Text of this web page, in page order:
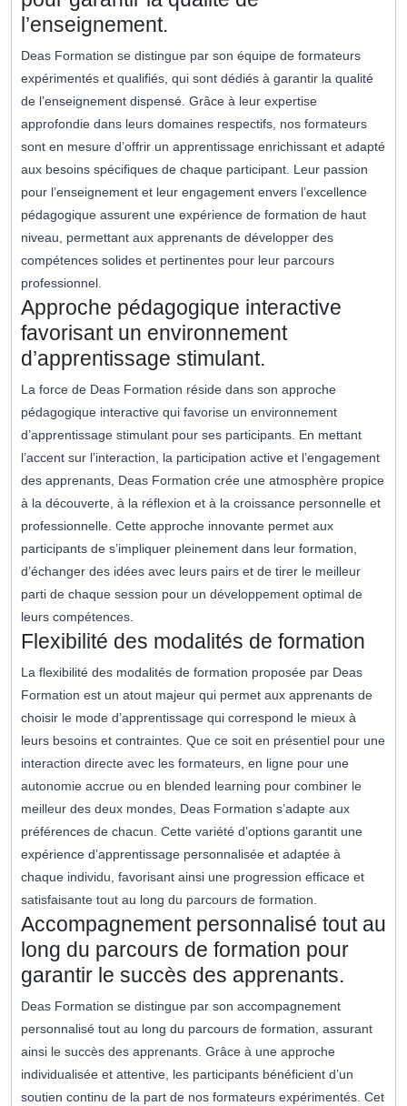
l’enseignement.
Deas Formation se distingue par son équipe de formateurs
expérimentés et qualifiés, qui sont dédiés à garantir la qualité
de l’enseignement dispensé. Grâce à leur expertise
approfondie dans leurs domaines respectifs, nos formateurs
sont en mesure d’offrir un apprentissage enrichissant et adapté
aux besoins spécifiques de chaque participant. Leur passion
pour l’enseignement et leur engagement envers l’excellence
pédagogique assurent une expérience de formation de haut
niveau, permettant aux apprenants de développer des
compétences solides et pertinentes pour leur parcours
professionnel.
Approche pédagogique interactive
favorisant un environnement
d’apprentissage stimulant.
La force de Deas Formation réside dans son approche
pédagogique interactive qui favorise un environnement
d’apprentissage stimulant pour ses participants. En mettant
l’accent sur l’interaction, la participation active et l’engagement
des apprenants, Deas Formation crée une atmosphère propice
à la découverte, à la réflexion et à la croissance personnelle et
professionnelle. Cette approche innovante permet aux
participants de s’impliquer pleinement dans leur formation,
d’échanger des idées avec leurs pairs et de tirer le meilleur
parti de chaque session pour un développement optimal de
leurs compétences.
Flexibilité des modalités de formation
La flexibilité des modalités de formation proposée par Deas
Formation est un atout majeur qui permet aux apprenants de
choisir le mode d’apprentissage qui correspond le mieux à
leurs besoins et contraintes. Que ce soit en présentiel pour une
interaction directe avec les formateurs, en ligne pour une
autonomie accrue ou en blended learning pour combiner le
meilleur des deux mondes, Deas Formation s’adapte aux
préférences de chacun. Cette variété d’options garantit une
expérience d’apprentissage personnalisée et adaptée à
chaque individu, favorisant ainsi une progression efficace et
satisfaisante tout au long du parcours de formation.
Accompagnement personnalisé tout au
long du parcours de formation pour
garantir le succès des apprenants.
Deas Formation se distingue par son accompagnement
personnalisé tout au long du parcours de formation, assurant
ainsi le succès des apprenants. Grâce à une approche
individualisée et attentive, les participants bénéficient d’un
soutien continu de la part de nos formateurs expérimentés. Cet